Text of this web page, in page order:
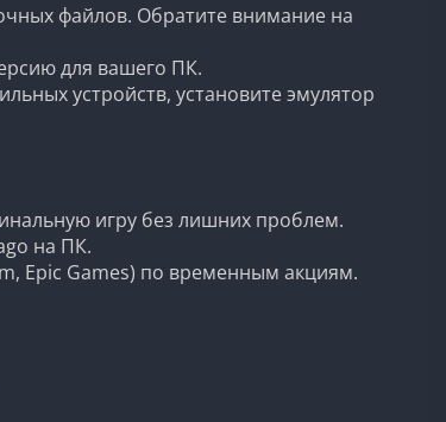
файлов. Обратите внимание на
для вашего ПК.
устройств, установите эмулятор
игру без лишних проблем.
на ПК.
Epic Games) по временным акциям.